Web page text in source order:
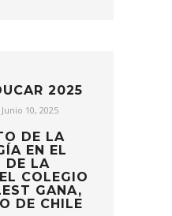
2025
Junio 10, 2025
DE LA
EN EL
DE LA
COLEGIO
GANA,
DE CHILE